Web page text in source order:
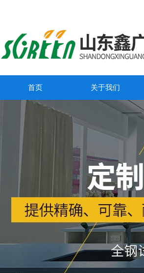
首页 关于我们